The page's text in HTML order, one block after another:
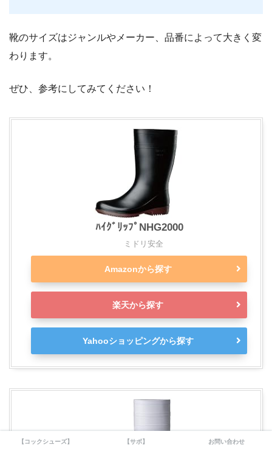
靴のサイズはジャンルやメーカー、品番によって大きく変
わります。
ぜひ、参考にしてみてください！
ﾊｲｸﾞﾘｯﾌﾟNHG2000
ミドリ安全
Amazonから探す
楽天から探す
Yahooショッピングから探す
【コックシューズ】 【サボ】 お問い合わせ